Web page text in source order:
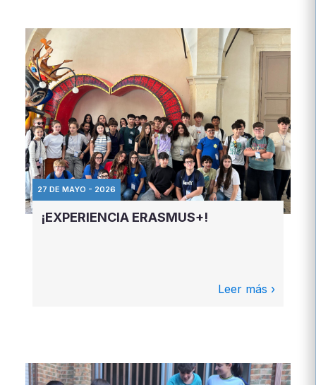
27 DE MAYO - 2026
¡EXPERIENCIA ERASMUS+!
Leer más ›